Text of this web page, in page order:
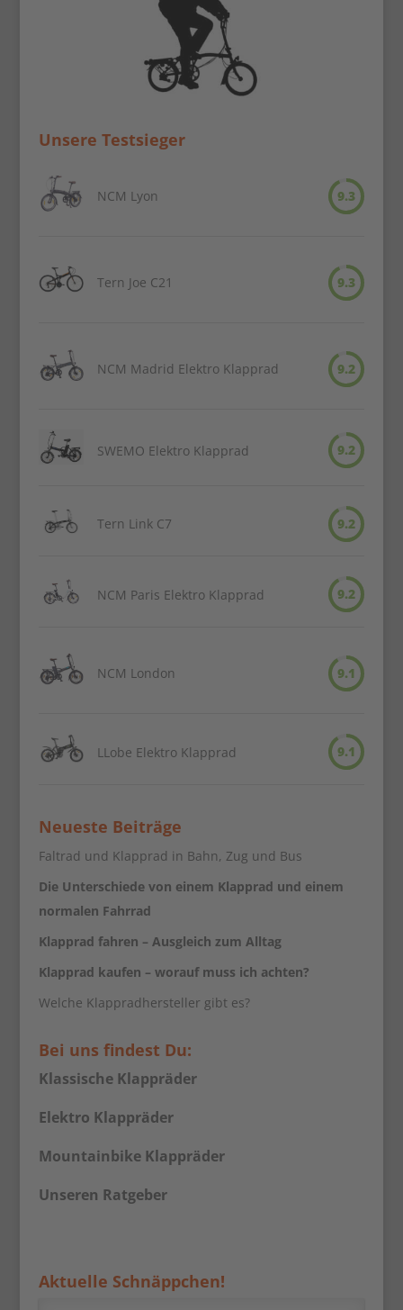
Unsere Testsieger
NCM Lyon 9.3
Tern Joe C21 9.3
NCM Madrid Elektro Klapprad 9.2
SWEMO Elektro Klapprad 9.2
Tern Link C7 9.2
NCM Paris Elektro Klapprad 9.2
NCM London 9.1
LLobe Elektro Klapprad 9.1
Neueste Beiträge
Faltrad und Klapprad in Bahn, Zug und Bus
Die Unterschiede von einem Klapprad und einem
normalen Fahrrad
Klapprad fahren – Ausgleich zum Alltag
Klapprad kaufen – worauf muss ich achten?
Welche Klappradhersteller gibt es?
Bei uns findest Du:
Klassische Klappräder
Elektro Klappräder
Mountainbike Klappräder
Unseren Ratgeber
Aktuelle Schnäppchen!